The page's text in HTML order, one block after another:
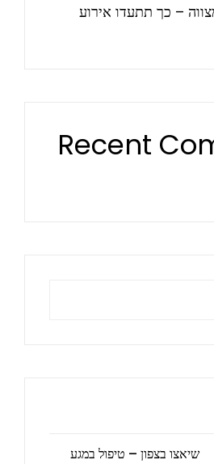
– כך תתעדו אירוע
Recent
שיאצו בצפון – טיפול במגע